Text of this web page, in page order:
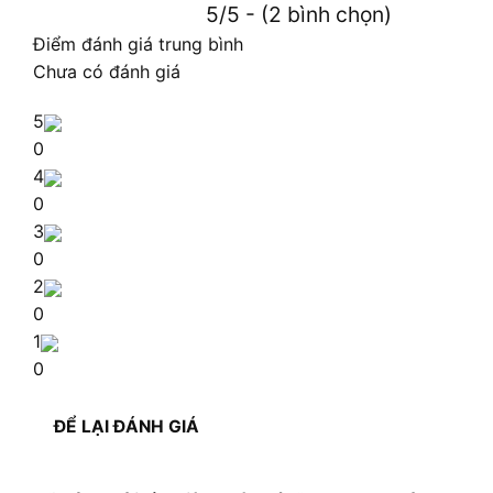
5/5 - (2 bình chọn)
Điểm đánh giá trung bình
Chưa có đánh giá
5
0
4
0
3
0
2
0
1
0
ĐỂ LẠI ĐÁNH GIÁ